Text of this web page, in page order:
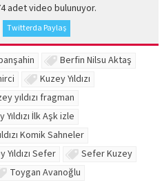
adet video bulunuyor.
Twitterda Paylaş
Berfin Nilsu Aktaş
Kuzey Yıldızı
yıldızı fragman
Yıldızı İlk Aşk izle
Komik Sahneler
Yıldızı Sefer
Sefer Kuzey
Toygan Avanoğlu